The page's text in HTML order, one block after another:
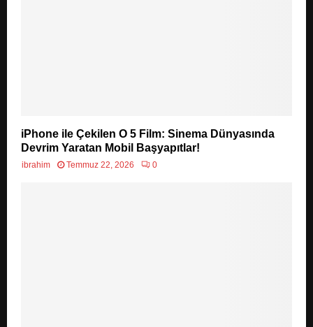
iPhone ile Çekilen O 5 Film: Sinema Dünyasında
Devrim Yaratan Mobil Başyapıtlar!
ibrahim Temmuz 22, 2026 0